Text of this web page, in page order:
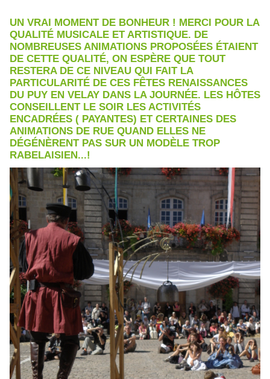
UN VRAI MOMENT DE BONHEUR ! MERCI POUR LA
QUALITÉ MUSICALE ET ARTISTIQUE. DE
NOMBREUSES ANIMATIONS PROPOSÉES ÉTAIENT
DE CETTE QUALITÉ, ON ESPÈRE QUE TOUT
RESTERA DE CE NIVEAU QUI FAIT LA
PARTICULARITÉ DE CES FÊTES RENAISSANCES
DU PUY EN VELAY DANS LA JOURNÉE. LES HÔTES
CONSEILLENT LE SOIR LES ACTIVITÉS
ENCADRÉES ( PAYANTES) ET CERTAINES DES
ANIMATIONS DE RUE QUAND ELLES NE
DÉGÉNÈRENT PAS SUR UN MODÈLE TROP
RABELAISIEN...!